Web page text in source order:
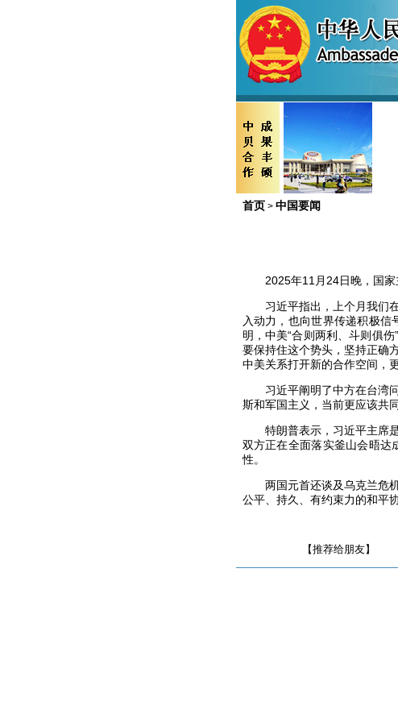
首页 > 中国要闻
2025年11月24日晚，国家
习近平指出，上个月我们
入动力，也向世界传递积极
明，中美“合则两利、斗则俱
要保持住这个势头，坚持正确
中美关系打开新的合作空间，
习近平阐明了中方在台湾
斯和军国主义，当前更应该共
特朗普表示，习近平主席
双方正在全面落实釜山会晤达
性。
两国元首还谈及乌克兰危
公平、持久、有约束力的和平
【推荐给朋友】